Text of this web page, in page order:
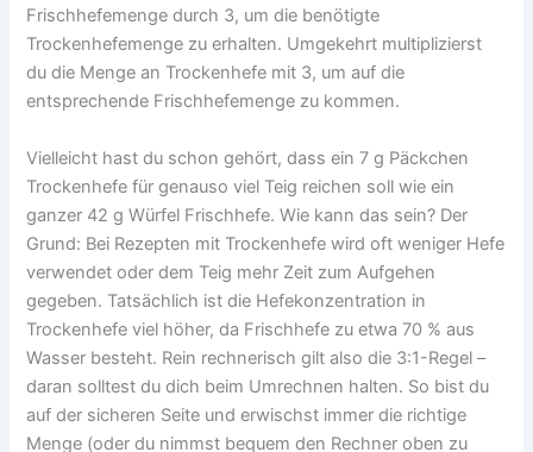
Frischhefemenge durch 3, um die benötigte
Trockenhefemenge zu erhalten. Umgekehrt multiplizierst
du die Menge an Trockenhefe mit 3, um auf die
entsprechende Frischhefemenge zu kommen.
Vielleicht hast du schon gehört, dass ein 7 g Päckchen
Trockenhefe für genauso viel Teig reichen soll wie ein
ganzer 42 g Würfel Frischhefe. Wie kann das sein? Der
Grund: Bei Rezepten mit Trockenhefe wird oft weniger Hefe
verwendet oder dem Teig mehr Zeit zum Aufgehen
gegeben. Tatsächlich ist die Hefekonzentration in
Trockenhefe viel höher, da Frischhefe zu etwa 70 % aus
Wasser besteht. Rein rechnerisch gilt also die 3:1-Regel –
daran solltest du dich beim Umrechnen halten. So bist du
auf der sicheren Seite und erwischst immer die richtige
Menge (oder du nimmst bequem den Rechner oben zu